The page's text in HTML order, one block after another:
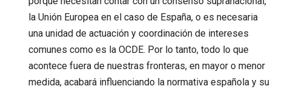
la Unión Europea en el caso de España, o es necesaria
una unidad de actuación y coordinación de intereses
comunes como es la OCDE. Por lo tanto, todo lo que
acontece fuera de nuestras fronteras, en mayor o menor
medida, acabará influenciando la normativa española y su